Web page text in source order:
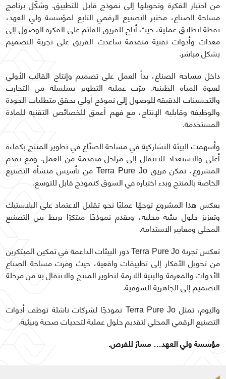
من اختبار الفكرة وتحويلها إلى نموذج قابل للتطبيق. وشكّل برنامج
مساحة الصناع، مختبر التصنيع الرقمي التابع لمؤسسة ولي العهد،
نقطة انطلاق عملية، حيث أتاح للفريق القائم على الفكرة الوصول إلى
معدات وأدوات تقنية متقدمة ساعدت الفريق على تجربة التصميم
بشكل مباشر.
داخل مساحة الصناع، بدأ العمل على تصميم وإنتاج القالب الأولي
لعبوة المياه الطينية. مرّت عملية التطوير بسلسلة من التجارب
والتحسينات الدقيقة للوصول إلى نموذج أولي يحقق متطلبات الجودة
والوظيفة وقابلية الإنتاج، مع فهم أعمق للخصائص التقنية للمادة
المستخدمة.
وأسهمت البيئة التشاركية في مساحة الصنّاع في تطوير المنتج بكفاءة
أعلى والاستعداد للانتقال إلى مراحل متقدمة من العمل. ومع تقدم
المشروع، تمكن فريق Terra Pure Jo من تأسيس منشأة التصنيع
الخاصة بالمنتج وبدء اختباره في السوق كنموذج قابل للتوسع.
يعكس هذا المشروع توجهًا عمليًا نحو تقليل الاعتماد على البلاستيك
وتعزيز حلول بيئية محلية، ويقدم نموذجًا مبتكرًا يربط بين التصنيع
المحلي ومعايير الاستدامة.
تعكس تجربة Terra Pure Jo دور البيئات الداعمة في تمكين المبتكرين
من تحويل الأفكار إلى تطبيقات واقعية، حيث وفرت مساحة الصناع
الأدوات والمعرفة والبنية اللازمة لتطوير المنتج والانتقال به من مرحلة
التصميم إلى الجاهزية السوقية.
واليوم، تمثل Terra Pure Jo نموذجًا لشركات ناشئة توظف أدوات
التصنيع الرقمي المحلي لتقديم حلول عملية لتحديات صحية وبيئية.
مؤسسة ولي العهد… مسارٌ للفرص.